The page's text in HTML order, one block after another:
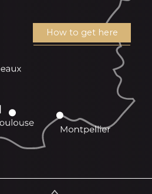
How to get here